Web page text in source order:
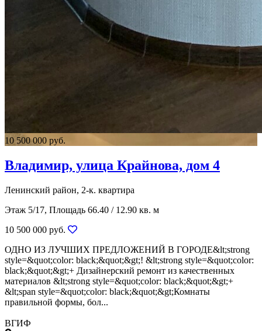
10 500 000 руб.
Владимир, улица Крайнова, дом 4
Ленинский район, 2-к. квартира
Этаж 5/17, Площадь 66.40 / 12.90 кв. м
10 500 000 руб.
ОДНО ИЗ ЛУЧШИХ ПРЕДЛОЖЕНИЙ В ГОРОДЕ&lt;strong
style=&quot;color: black;&quot;&gt;! &lt;strong style=&quot;color:
black;&quot;&gt;+ Дизайнерский ремонт из качественных
материалов &lt;strong style=&quot;color: black;&quot;&gt;+
&lt;span style=&quot;color: black;&quot;&gt;Комнаты
правильной формы, бол...
ВГИФ